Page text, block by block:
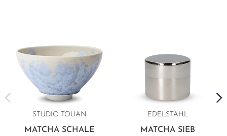
STUDIO TOUAN
MATCHA SCHALE
EDELSTAHL
MATCHA SIEB